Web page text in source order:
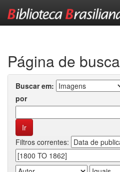
Página de busca
Buscar em:
por
Filtros correntes: